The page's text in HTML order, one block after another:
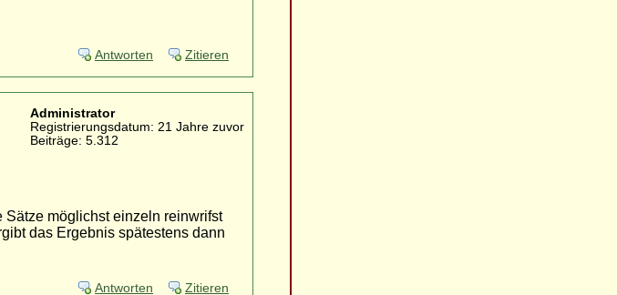
Antworten Zitieren
Administrator
Registrierungsdatum: 21 Jahre zuvor
Beiträge: 5.312
möglichst einzeln reinwrifst
das Ergebnis spätestens dann
Antworten Zitieren